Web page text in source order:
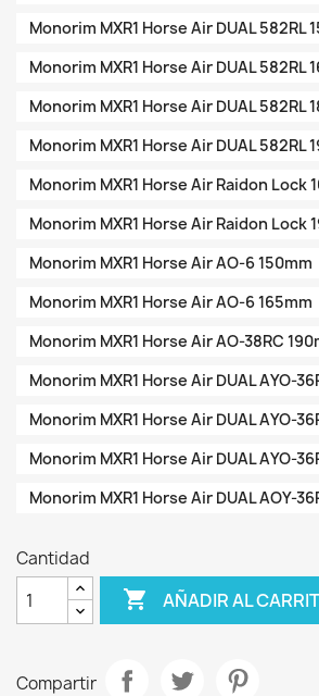
Monorim MXR1 Horse Air DUAL 582RL
Monorim MXR1 Horse Air DUAL 582RL
Monorim MXR1 Horse Air DUAL 582RL
Monorim MXR1 Horse Air DUAL 582RL
Monorim MXR1 Horse Air Raidon Lock
Monorim MXR1 Horse Air Raidon Lock
Monorim MXR1 Horse Air AO-6 150mm
Monorim MXR1 Horse Air AO-6 165mm
Monorim MXR1 Horse Air AO-38RC
Monorim MXR1 Horse Air DUAL AYO-
Monorim MXR1 Horse Air DUAL AYO-
Monorim MXR1 Horse Air DUAL AYO-
Monorim MXR1 Horse Air DUAL AOY-
Cantidad
 AÑADIR AL
Compartir